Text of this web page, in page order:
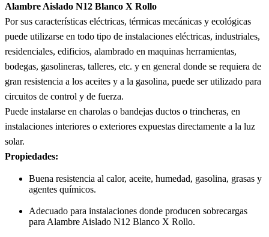
Alambre Aislado N12 Blanco X Rollo
Por sus características eléctricas, térmicas mecánicas y ecológicas
puede utilizarse en todo tipo de instalaciones eléctricas, industriales,
residenciales, edificios, alambrado en maquinas herramientas,
bodegas, gasolineras, talleres, etc. y en general donde se requiera de
gran resistencia a los aceites y a la gasolina, puede ser utilizado para
circuitos de control y de fuerza.
Puede instalarse en charolas o bandejas ductos o trincheras, en
instalaciones interiores o exteriores expuestas directamente a la luz
solar.
Propiedades:
Buena resistencia al calor, aceite, humedad, gasolina, grasas y
agentes químicos.
Adecuado para instalaciones donde producen sobrecargas
para Alambre Aislado N12 Blanco X Rollo.